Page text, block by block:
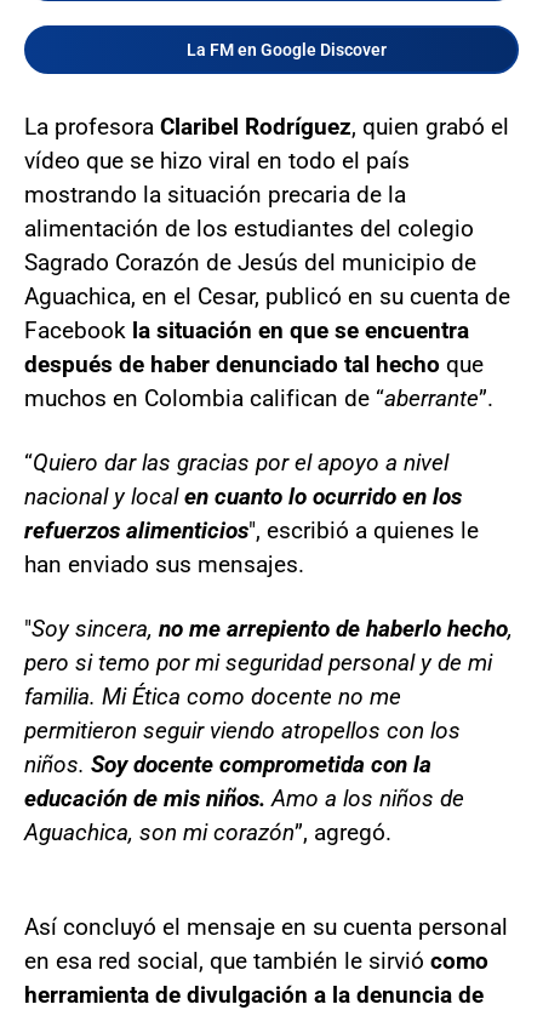
La FM en Google Discover
La profesora Claribel Rodríguez, quien grabó el
vídeo que se hizo viral en todo el país
mostrando la situación precaria de la
alimentación de los estudiantes del colegio
Sagrado Corazón de Jesús del municipio de
Aguachica, en el Cesar, publicó en su cuenta de
Facebook la situación en que se encuentra
después de haber denunciado tal hecho que
muchos en Colombia califican de “aberrante”.
“Quiero dar las gracias por el apoyo a nivel
nacional y localen cuanto lo ocurrido en los
refuerzos alimenticios", escribió a quienes le
han enviado sus mensajes.
"Soy sincera, no me arrepiento de haberlo hecho,
pero si temo por mi seguridad personal y de mi
familia. Mi Ética como docente no me
permitieron seguir viendo atropellos con los
niños. Soy docente comprometida con la
educación de mis niños. Amo a los niños de
Aguachica, son mi corazón”, agregó.
Así concluyó el mensaje en su cuenta personal
en esa red social, que también le sirvió como
herramienta de divulgación a la denuncia de